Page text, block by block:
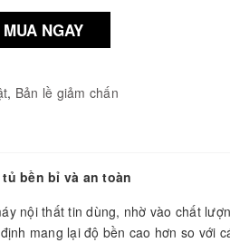
MUA NGAY
, Bản lề giảm chấn
bền bỉ và an toàn
nội thất tin dùng, nhờ vào chất
mang lại độ bền cao hơn so với